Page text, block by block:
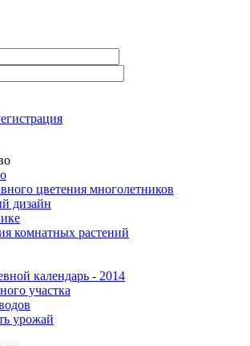
цветения многолетников
дизайн
комнатных растений
календарь - 2014
участка
урожай